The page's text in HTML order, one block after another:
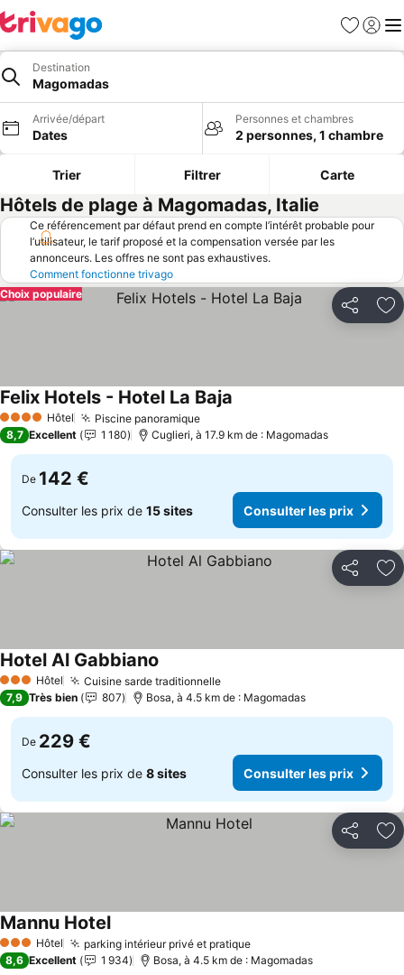
Favoris
Se
Destination
Magomadas
Arrivée/départ
Dates
Personnes et chambres
2 personnes, 1 chambre
Trier Filtrer Carte
Hôtels de plage à Magomadas, Italie
Ce référencement par défaut prend en compte l’intérêt probable pour
l’utilisateur, le tarif proposé et la compensation versée par les
annonceurs. Les offres ne sont pas exhaustives.
Comment fonctionne trivago
Partager
Choix populaire
4 Étoiles Hôtel Piscine panoramique
Felix Hotels - Hotel La Baja
8,7 Excellent 1 180 Cuglieri, à 17.9 km de : Magomadas
De 142 €
Consulter les prix de 15 sites Consulter les prix
Partager
3 ÉtoilesHôtel Cuisine sarde traditionnelle
Hotel Al Gabbiano
7,9 Très bien 807 Bosa, à 4.5 km de : Magomadas
De 229 €
Consulter les prix de 8 sites Consulter les prix
Partager
3 ÉtoilesHôtel parking intérieur privé et pratique
Mannu Hotel
8,6 Excellent 1 934 Bosa, à 4.5 km de : Magomadas